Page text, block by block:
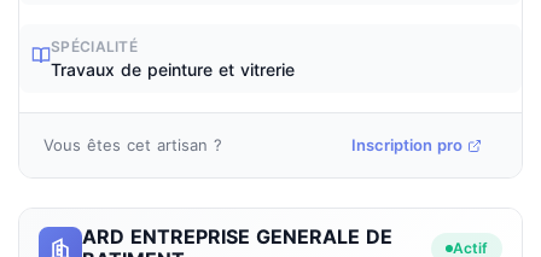
SPÉCIALITÉ
Travaux de peinture et vitrerie
Vous êtes cet artisan ? Inscription pro
ARD ENTREPRISE GENERALE DE
Actif